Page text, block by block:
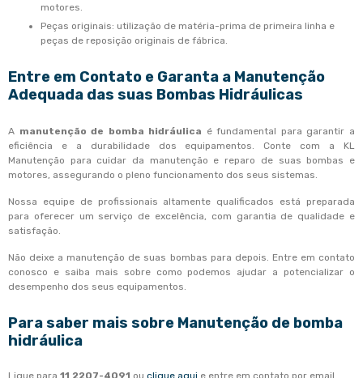
motores.
Peças originais: utilização de matéria-prima de primeira linha e
peças de reposição originais de fábrica.
Entre em Contato e Garanta a Manutenção
Adequada das suas Bombas Hidráulicas
A manutenção de bomba hidráulica é fundamental para garantir a
eficiência e a durabilidade dos equipamentos. Conte com a KL
Manutenção para cuidar da manutenção e reparo de suas bombas e
motores, assegurando o pleno funcionamento dos seus sistemas.
Nossa equipe de profissionais altamente qualificados está preparada
para oferecer um serviço de excelência, com garantia de qualidade e
satisfação.
Não deixe a manutenção de suas bombas para depois. Entre em contato
conosco e saiba mais sobre como podemos ajudar a potencializar o
desempenho dos seus equipamentos.
Para saber mais sobre Manutenção de bomba
hidráulica
Ligue para 11 2207-4091 ou clique aqui e entre em contato por email.